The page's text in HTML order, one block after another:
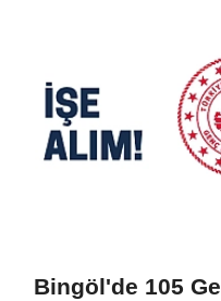
Bingöl'de 105